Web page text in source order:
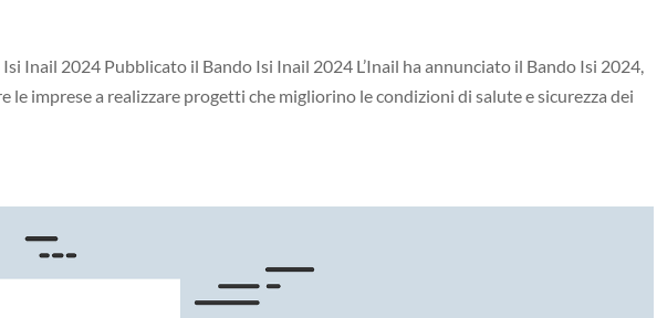
Inail 2024 Pubblicato il Bando Isi Inail 2024 L’Inail ha annunciato il Bando Isi 2024,
le imprese a realizzare progetti che migliorino le condizioni di salute e sicurezza dei